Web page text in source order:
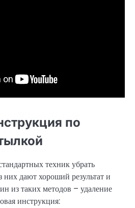
по
техник убрать
дают хороший результат и
из таких методов – удаление
инструкция: